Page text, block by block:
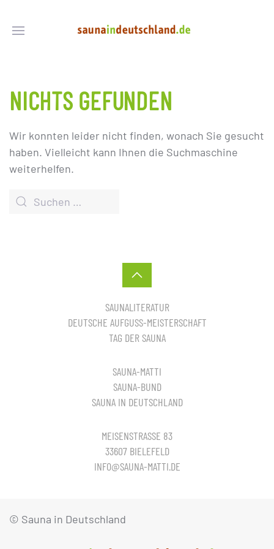
NICHTS GEFUNDEN
Wir konnten leider nicht finden, wonach Sie gesucht
haben. Vielleicht kann Ihnen die Suchmaschine
weiterhelfen.
SAUNALITERATUR
DEUTSCHE AUFGUSS-MEISTERSCHAFT
TAG DER SAUNA
SAUNA-MATTI
SAUNA-BUND
SAUNA IN DEUTSCHLAND
MEISENSTRASSE 83
33607 BIELEFELD
INFO@SAUNA-MATTI.DE
© Sauna in Deutschland